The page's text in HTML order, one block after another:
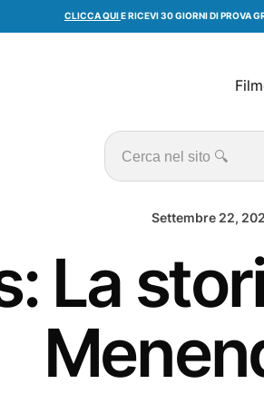
CLICCA QUIE RICEVI 30 GIORNI DI PROVA
Cerca
Settembre 22,
La